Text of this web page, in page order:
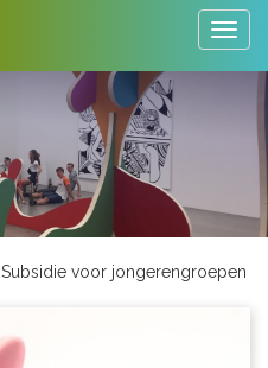
Subsidie voor jongerengroepen